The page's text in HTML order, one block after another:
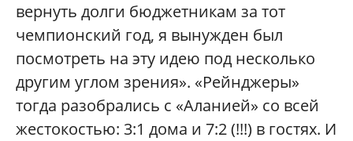
вернуть долги бюджетникам за тот
чемпионский год, я вынужден был
посмотреть на эту идею под несколько
другим углом зрения». «Рейнджеры»
тогда разобрались с «Аланией» со всей
жестокостью: 3:1 дома и 7:2 (!!!) в гостях. И